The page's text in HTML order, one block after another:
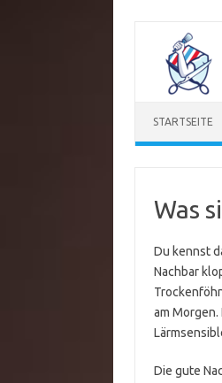
springen
STARTSEITE
Was
Du kennst
Nachbar
am
Die gute